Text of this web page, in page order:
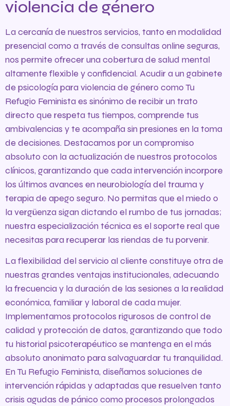
violencia de género
La cercanía de nuestros servicios, tanto en modalidad
presencial como a través de consultas online seguras,
nos permite ofrecer una cobertura de salud mental
altamente flexible y confidencial. Acudir a un gabinete
de psicología para violencia de género como Tu
Refugio Feminista es sinónimo de recibir un trato
directo que respeta tus tiempos, comprende tus
ambivalencias y te acompaña sin presiones en la toma
de decisiones. Destacamos por un compromiso
absoluto con la actualización de nuestros protocolos
clínicos, garantizando que cada intervención incorpore
los últimos avances en neurobiología del trauma y
terapia de apego seguro. No permitas que el miedo o
la vergüenza sigan dictando el rumbo de tus jornadas;
nuestra especialización técnica es el soporte real que
necesitas para recuperar las riendas de tu porvenir.
La flexibilidad del servicio al cliente constituye otra de
nuestras grandes ventajas institucionales, adecuando
la frecuencia y la duración de las sesiones a la realidad
económica, familiar y laboral de cada mujer.
Implementamos protocolos rigurosos de control de
calidad y protección de datos, garantizando que todo
tu historial psicoterapéutico se mantenga en el más
absoluto anonimato para salvaguardar tu tranquilidad.
En Tu Refugio Feminista, diseñamos soluciones de
intervención rápidas y adaptadas que resuelven tanto
crisis agudas de pánico como procesos prolongados